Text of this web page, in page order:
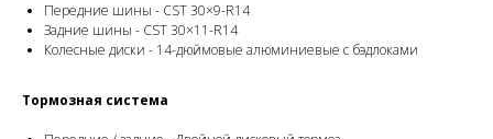
Передние шины - CST 30×9-R14
Задние шины - CST 30×11-R14
Колесные диски - 14-дюймовые алюминиевые с бэдлоками
Тормозная система